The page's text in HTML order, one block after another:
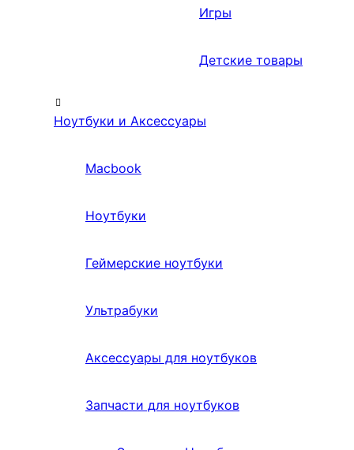
Игры
Детские товары
Ноутбуки и Аксессуары
Macbook
Ноутбуки
Геймерские ноутбуки
Ультрабуки
Аксессуары для ноутбуков
Запчасти для ноутбуков